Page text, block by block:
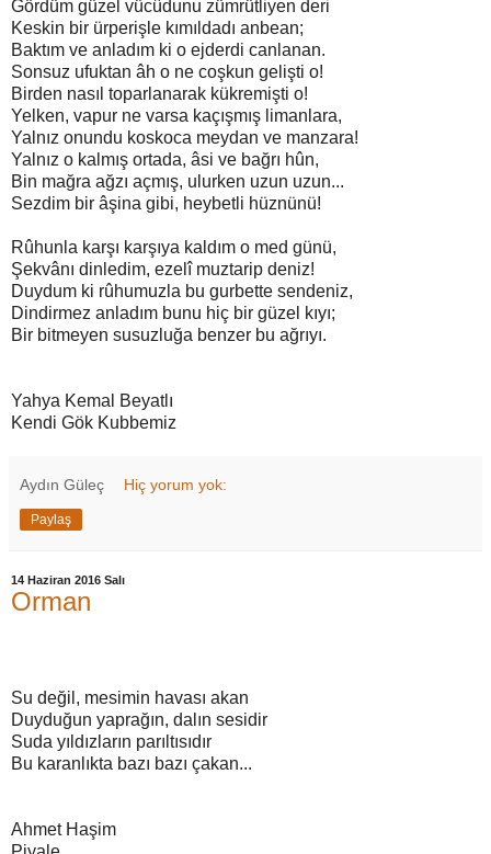
Gördüm güzel vücûdunu zümrütliyen deri
Keskin bir ürperişle kımıldadı anbean;
Baktım ve anladım ki o ejderdi canlanan.
Sonsuz ufuktan âh o ne coşkun gelişti o!
Birden nasıl toparlanarak kükremişti o!
Yelken, vapur ne varsa kaçışmış limanlara,
Yalnız onundu koskoca meydan ve manzara!
Yalnız o kalmış ortada, âsi ve bağrı hûn,
Bin mağra ağzı açmış, ulurken uzun uzun...
Sezdim bir âşina gibi, heybetli hüznünü!
Rûhunla karşı karşıya kaldım o med günü,
Şekvânı dinledim, ezelî muztarip deniz!
Duydum ki rûhumuzla bu gurbette sendeniz,
Dindirmez anladım bunu hiç bir güzel kıyı;
Bir bitmeyen susuzluğa benzer bu ağrıyı.
Yahya Kemal Beyatlı
Kendi Gök Kubbemiz
Aydın Güleç Hiç yorum yok:
Paylaş
14 Haziran 2016 Salı
Orman
Su değil, mesimin havası akan
Duyduğun yaprağın, dalın sesidir
Suda yıldızların parıltısıdır
Bu karanlıkta bazı bazı çakan...
Ahmet Haşim